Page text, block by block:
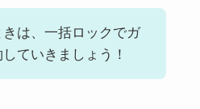
は、一括ロックでガ
ていきましょう！